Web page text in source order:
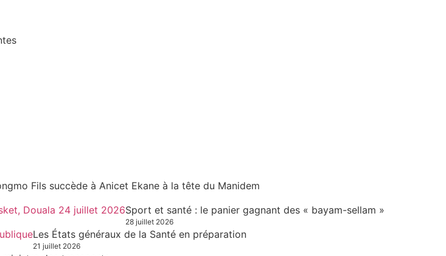
Fils succède à Anicet Ekane à la tête du Manidem
Sport et santé : le panier gagnant des « bayam-sellam »
28 juillet 2026
Les États généraux de la Santé en préparation
21 juillet 2026